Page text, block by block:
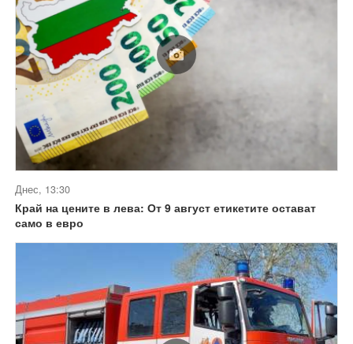
Днес, 13:30
Край на цените в лева: От 9 август етикетите остават
само в евро